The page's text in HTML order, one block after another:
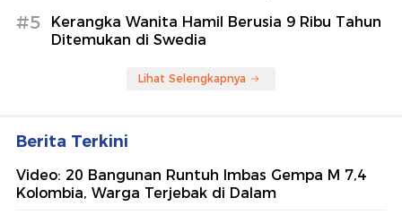
#5
Kerangka Wanita Hamil Berusia 9 Ribu Tahun
Ditemukan di Swedia
Lihat Selengkapnya
Berita Terkini
Video: 20 Bangunan Runtuh Imbas Gempa M 7,4
Kolombia, Warga Terjebak di Dalam